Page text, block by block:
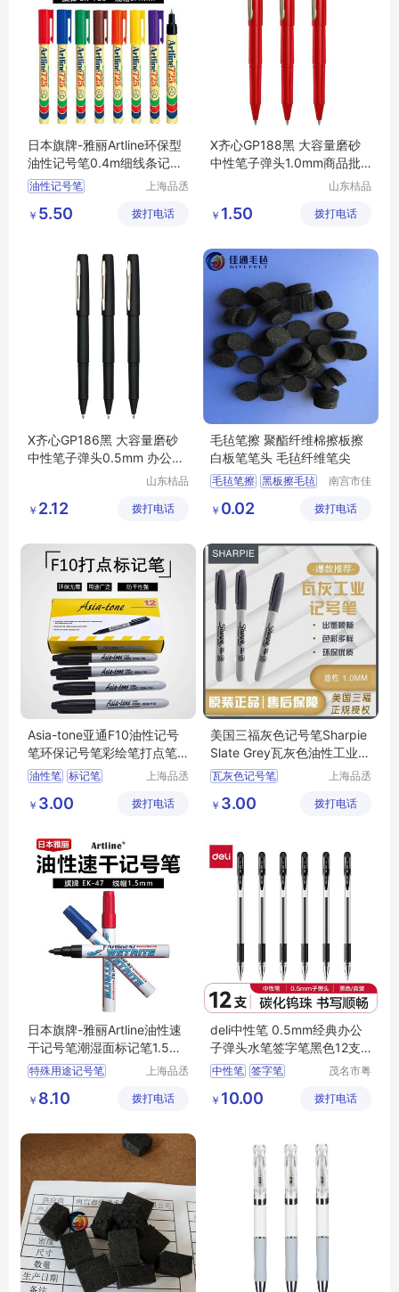
日本旗牌-雅丽Artline环保型
油性记号笔0.4m细线条记号
笔EK-725
油性记号笔
上海品丞
公司
￥ 5.50 拨打电话
X齐心GP188黑 大容量磨砂
中性笔子弹头1.0mm商品批
山东桔品
公司
￥ 1.50 拨打电话
X齐心GP186黑 大容量磨砂
中性笔子弹头0.5mm 办公书
山东桔品
公司
￥ 2.12 拨打电话
毛毡笔擦 聚酯纤维棉擦板擦
白板笔笔头 毛毡纤维笔尖
毛毡笔擦 黑板擦毛毡
毛毡文具
南宫市佳
品有限公
￥ 0.02 拨打电话
Asia-tone亚通F10油性记号
笔环保记号笔彩绘笔打点笔
标记笔1.0MM
油性笔 标记笔
上海品丞
公司
￥ 3.00 拨打电话
美国三福灰色记号笔Sharpie
Slate Grey瓦灰色油性工业记
号笔1MM
瓦灰色记号笔
上海品丞
公司
￥ 3.00 拨打电话
日本旗牌-雅丽Artline油性速
干记号笔潮湿面标记笔1.5m
m圆头EK-47
特殊用途记号笔
环保型记号笔
上海品丞
公司
￥ 8.10 拨打电话
deli中性笔 0.5mm经典办公
子弹头水笔签字笔黑色12支/
盒6600ES
中性笔 签字笔
水笔
茂名市粤
限公司
￥ 10.00 拨打电话